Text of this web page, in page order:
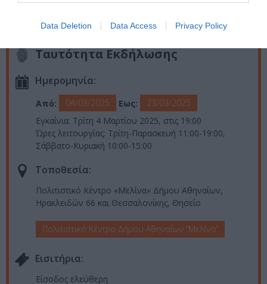
Data Deletion Data Access Privacy Policy
Κεντρική φωτογραφία θέματος: Φωνές στην ερημιά, 2015,
ξύλο, ακρυλικά, 30x50x8 cm
Ταυτότητα Εκδήλωσης
Ημερομηνία:
Από: 04/03/2025 Εως:
23/03/2025
Εγκαίνια: Τρίτη 4 Μαρτίου 2025, στις 19:00
Ώρες λειτουργίας: Τρίτη-Παρασκευή 11:00-19:00,
Σάββατο-Κυριακή 10:00-15:00
Τοποθεσία:
Πολιτιστικό Κέντρο «Μελίνα» Δήμου Αθηναίων,
Ηρακλειδών 66 και Θεσσαλονίκης, Θησείο
Πολιτιστικό Κέντρο Δήμου Αθηναίων “Μελίνα”
Eισιτήρια:
Είσοδος ελεύθερη